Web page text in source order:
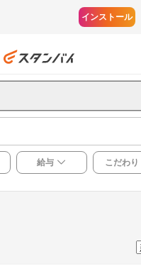
インストール
給与 こだわり